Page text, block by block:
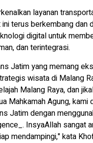
layanan
terus berkembang dan
digital untuk
dan terintegrasi.
Jatim yang memang
wisata di Malang
Malang Raya, dan
Mahkamah Agung, kami
Jatim dengan
InsyaAllah sangat
mendampingi," kata